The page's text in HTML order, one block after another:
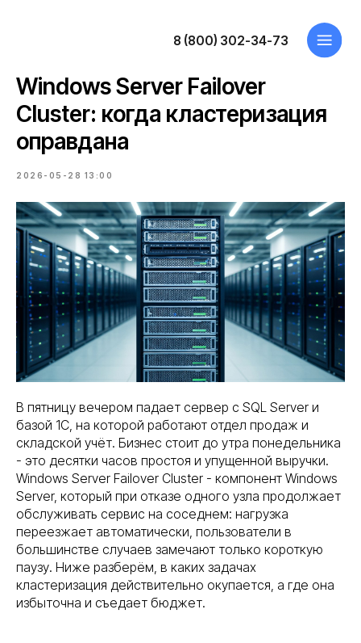
Windows Server Failover
Cluster: когда кластеризация
оправдана
2026-05-28 13:00
В пятницу вечером падает сервер с SQL Server и
базой 1С, на которой работают отдел продаж и
складской учёт. Бизнес стоит до утра понедельника
- это десятки часов простоя и упущенной выручки.
Windows Server Failover Cluster - компонент Windows
Server, который при отказе одного узла продолжает
обслуживать сервис на соседнем: нагрузка
переезжает автоматически, пользователи в
большинстве случаев замечают только короткую
паузу. Ниже разберём, в каких задачах
кластеризация действительно окупается, а где она
избыточна и съедает бюджет.